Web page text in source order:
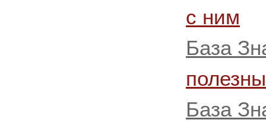
с ним
База
База